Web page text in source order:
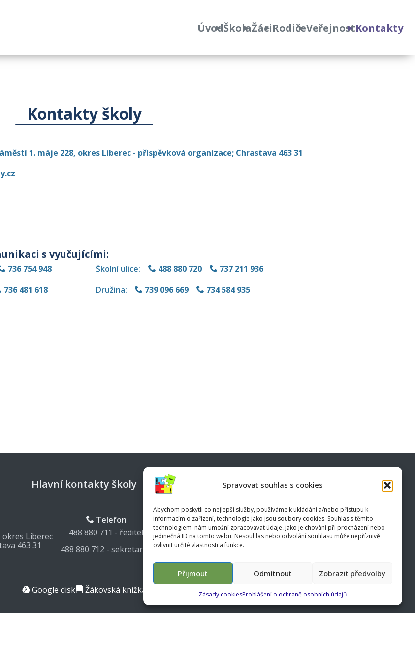
Spravovat souhlas s cookies
Abychom poskytli co nejlepší služby, používáme k ukládání a/nebo přístupu k
informacím o zařízení, technologie jako jsou soubory cookies. Souhlas s těmito
technologiemi nám umožní zpracovávat údaje, jako je chování při procházení nebo
jedinečná ID na tomto webu. Nesouhlas nebo odvolání souhlasu může nepříznivě
ovlivnit určité vlastnosti a funkce.
Přijmout Odmítnout Zobrazit předvolby
Zásady cookiesProhlášení o ochraně osobních údajů
ÚvodŠkolaŽáciRodičeVeřejnostKontakty
Kontakty školy
1. máje 228, okres Liberec - příspěvková organizace; Chrastava 463 31
s vyučujícími:
736 754 948 Školní ulice: 488 880 720
737 211 936
736 481 618 Družina: 739 096 669 734 584 935
Hlavní kontakty školy
okres Liberec
463 31
Telefon
488 880 711 - ředitel
488 880 712 - sekretariát
Mail
zschrastava@volny.cz
Datová schránka
idqmkd8
Google disk Žákovská knížka